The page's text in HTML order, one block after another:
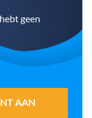
geen
AAN